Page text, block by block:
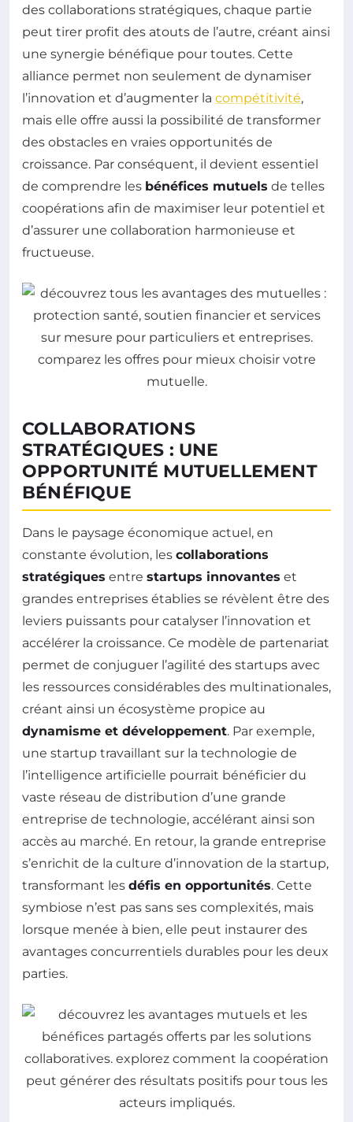
des collaborations stratégiques, chaque partie
peut tirer profit des atouts de l’autre, créant ainsi
une synergie bénéfique pour toutes. Cette
alliance permet non seulement de dynamiser
l’innovation et d’augmenter la compétitivité,
mais elle offre aussi la possibilité de transformer
des obstacles en vraies opportunités de
croissance. Par conséquent, il devient essentiel
de comprendre les bénéfices mutuels de telles
coopérations afin de maximiser leur potentiel et
d’assurer une collaboration harmonieuse et
fructueuse.
COLLABORATIONS
STRATÉGIQUES : UNE
OPPORTUNITÉ MUTUELLEMENT
BÉNÉFIQUE
Dans le paysage économique actuel, en
constante évolution, les collaborations
stratégiques entre startups innovantes et
grandes entreprises établies se révèlent être des
leviers puissants pour catalyser l’innovation et
accélérer la croissance. Ce modèle de partenariat
permet de conjuguer l’agilité des startups avec
les ressources considérables des multinationales,
créant ainsi un écosystème propice au
dynamisme et développement. Par exemple,
une startup travaillant sur la technologie de
l’intelligence artificielle pourrait bénéficier du
vaste réseau de distribution d’une grande
entreprise de technologie, accélérant ainsi son
accès au marché. En retour, la grande entreprise
s’enrichit de la culture d’innovation de la startup,
transformant les défis en opportunités. Cette
symbiose n’est pas sans ses complexités, mais
lorsque menée à bien, elle peut instaurer des
avantages concurrentiels durables pour les deux
parties.